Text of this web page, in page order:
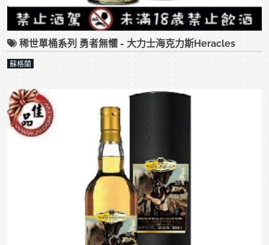
稀世單桶系列 勇者無懼 - 大力士海克力斯Heracles
蘇格蘭